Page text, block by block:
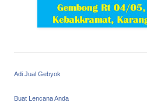
Adi Jual Gebyok
Buat Lencana Anda